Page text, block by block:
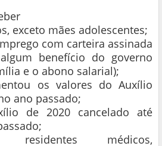
exceto mães adolescentes;
com carteira assinada
benefício do governo
e o abono salarial);
os valores do Auxílio
ano passado;
de 2020 cancelado até
médicos,